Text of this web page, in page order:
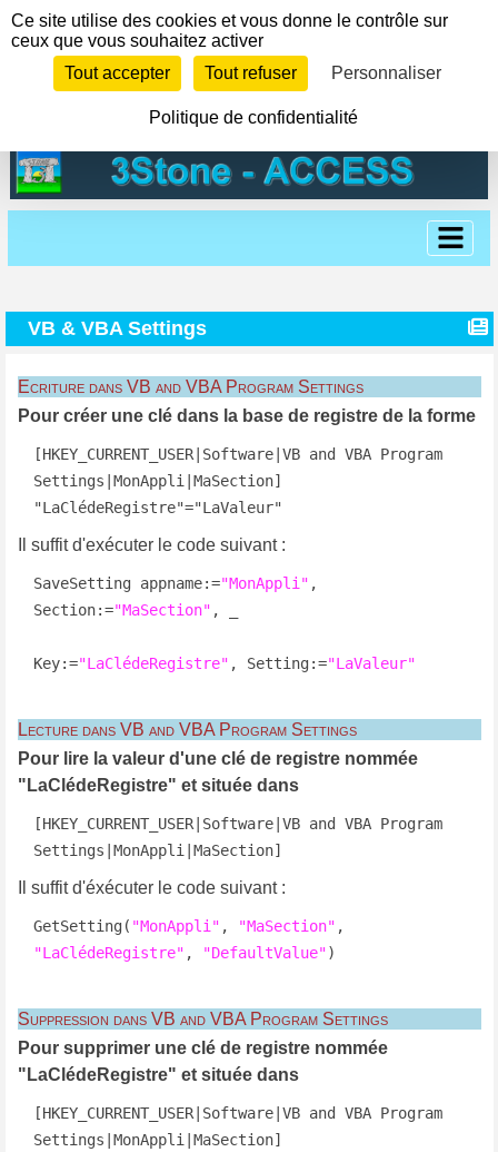
VB & VBA Settings
Ecriture dans VB and VBA Program Settings
Pour créer une clé dans la base de registre de la forme
[HKEY_CURRENT_USER|Software|VB and VBA Program
Settings|MonAppli|MaSection]
"LaClédeRegistre"="LaValeur"
Il suffit d'exécuter le code suivant :
SaveSetting appname:="MonAppli" ,
Section:="MaSection" , _
Key:="LaClédeRegistre" , Setting:="LaValeur"
Lecture dans VB and VBA Program Settings
Pour lire la valeur d'une clé de registre nommée
"LaClédeRegistre" et située dans
[HKEY_CURRENT_USER|Software|VB and VBA Program
Settings|MonAppli|MaSection]
Il suffit d'éxécuter le code suivant :
GetSetting( "MonAppli" , "MaSection"
"LaClédeRegistre" , "DefaultValue")
Suppression dans VB and VBA Program Settings
Pour supprimer une clé de registre nommée
"LaClédeRegistre" et située dans
[HKEY_CURRENT_USER|Software|VB and VBA Program
Settings|MonAppli|MaSection]
Panneau de gestion des cookies
Ce site utilise des cookies et vous donne le contrôle sur
ceux que vous souhaitez activer
Tout accepter
Tout refuser Personnaliser
Politique de confidentialité